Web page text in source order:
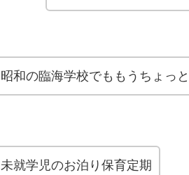
昭和の臨海学校でももうちょっ
未就学児のお泊り保育定期